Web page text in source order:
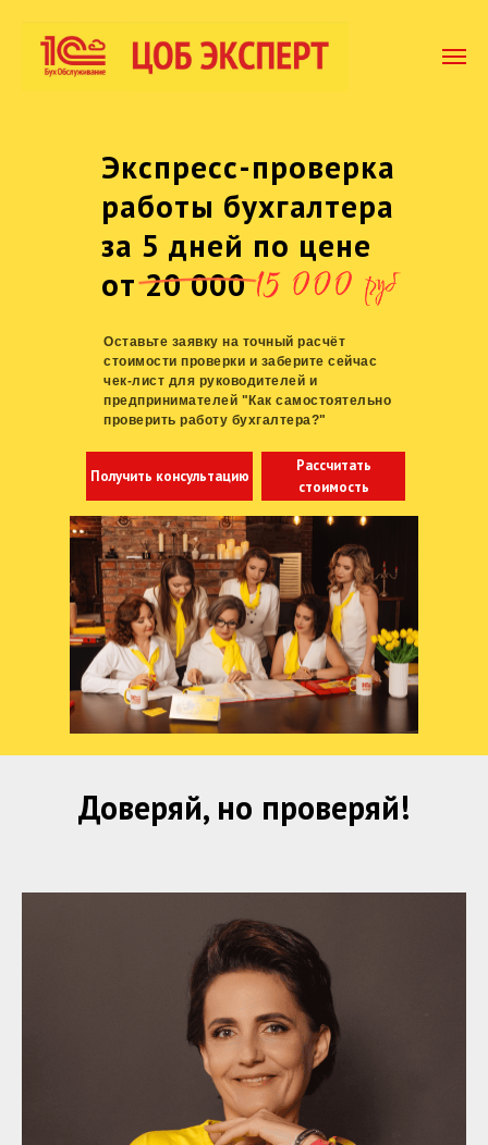
Экспресс-проверка
работы бухгалтера
за 5 дней по цене
от 20 000
Оставьте заявку на точный расчёт
стоимости проверки и заберите сейчас
чек-лист для руководителей и
предпринимателей "Как самостоятельно
проверить работу бухгалтера?"
Получить консультацию
Рассчитать
стоимость
Доверяй, но проверяй!